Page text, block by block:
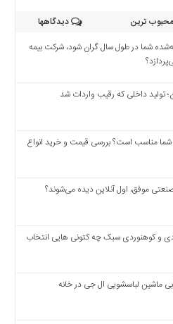
محبوب ترین
دیدگاهها
شما در طول سال گران شود، شرکت بیمه
تولید داخلی که رقیب واردات شد
شما مناسب است؟ بررسی قیمت و خرید انواع
موفق، اول آنلاین دیده می‌شوند؟
و کوهنوردی سبک چه کتونی هایی انتخاب
ماشین لباسشویی ال جی در خانه